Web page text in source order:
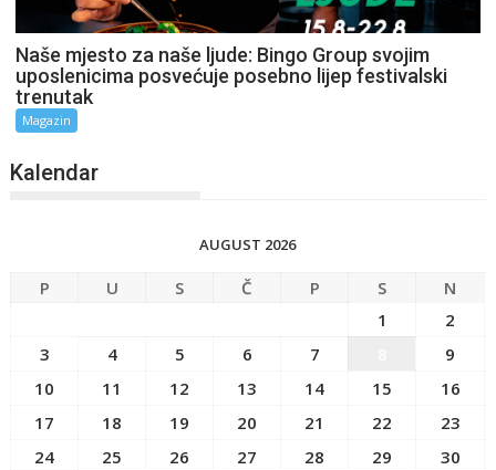
Naše mjesto za naše ljude: Bingo Group svojim
uposlenicima posvećuje posebno lijep festivalski
trenutak
Magazin
Kalendar
AUGUST 2026
P U S Č P S
N
1
2
3
4 5 6 7
9
10
11 12 13 14 15
16
17
18 19 20 21 22
23
24
25 26 27 28 29
30